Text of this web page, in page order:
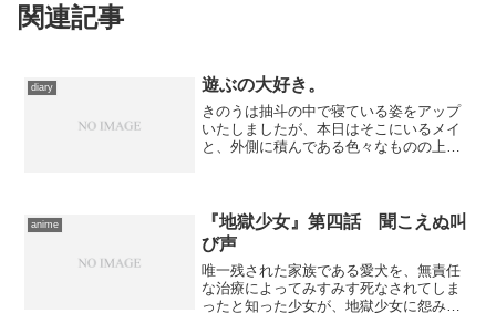
関連記事
diary 遊ぶの大好き。
きのうは抽斗の中で寝ている姿をアップ
いたしましたが、本日はそこにいるメイ
と、外側に積んである色々なものの上に
ようで、サツキのほうが頻繁...
anime
『地獄少女』第四話 聞こえぬ叫
び声
唯一残された家族である愛犬を、無責任
な治療によってみすみす死なされてしま
ったと知った少女が、地獄少女に怨みを